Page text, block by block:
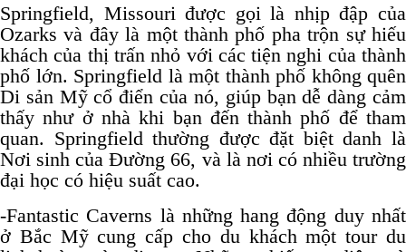
Springfield, Missouri được gọi là nhịp đập của
Ozarks và đây là một thành phố pha trộn sự hiếu
khách của thị trấn nhỏ với các tiện nghi của thành
phố lớn. Springfield là một thành phố không quên
Di sản Mỹ cổ điển của nó, giúp bạn dễ dàng cảm
thấy như ở nhà khi bạn đến thành phố để tham
quan. Springfield thường được đặt biệt danh là
Nơi sinh của Đường 66, và là nơi có nhiều trường
đại học có hiệu suất cao.
-Fantastic Caverns là những hang động duy nhất
ở Bắc Mỹ cung cấp cho du khách một tour du